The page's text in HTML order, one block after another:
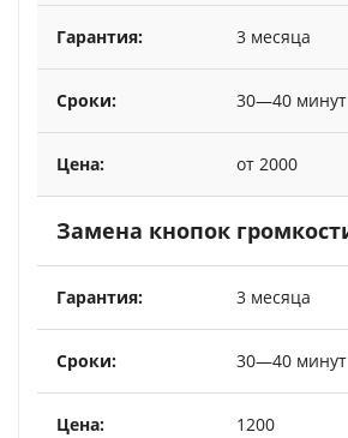
3 месяца
30—40 минут
от 2000
Замена кнопок
3 месяца
30—40 минут
1200